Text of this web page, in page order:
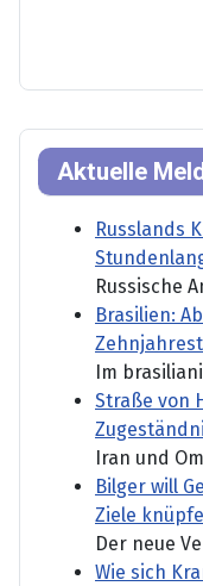
Aktuelle
Russlands
Russische
Brasilien:
Im
Straße von
Iran und
Bilger will
Ziele
Der neue
Wie sich